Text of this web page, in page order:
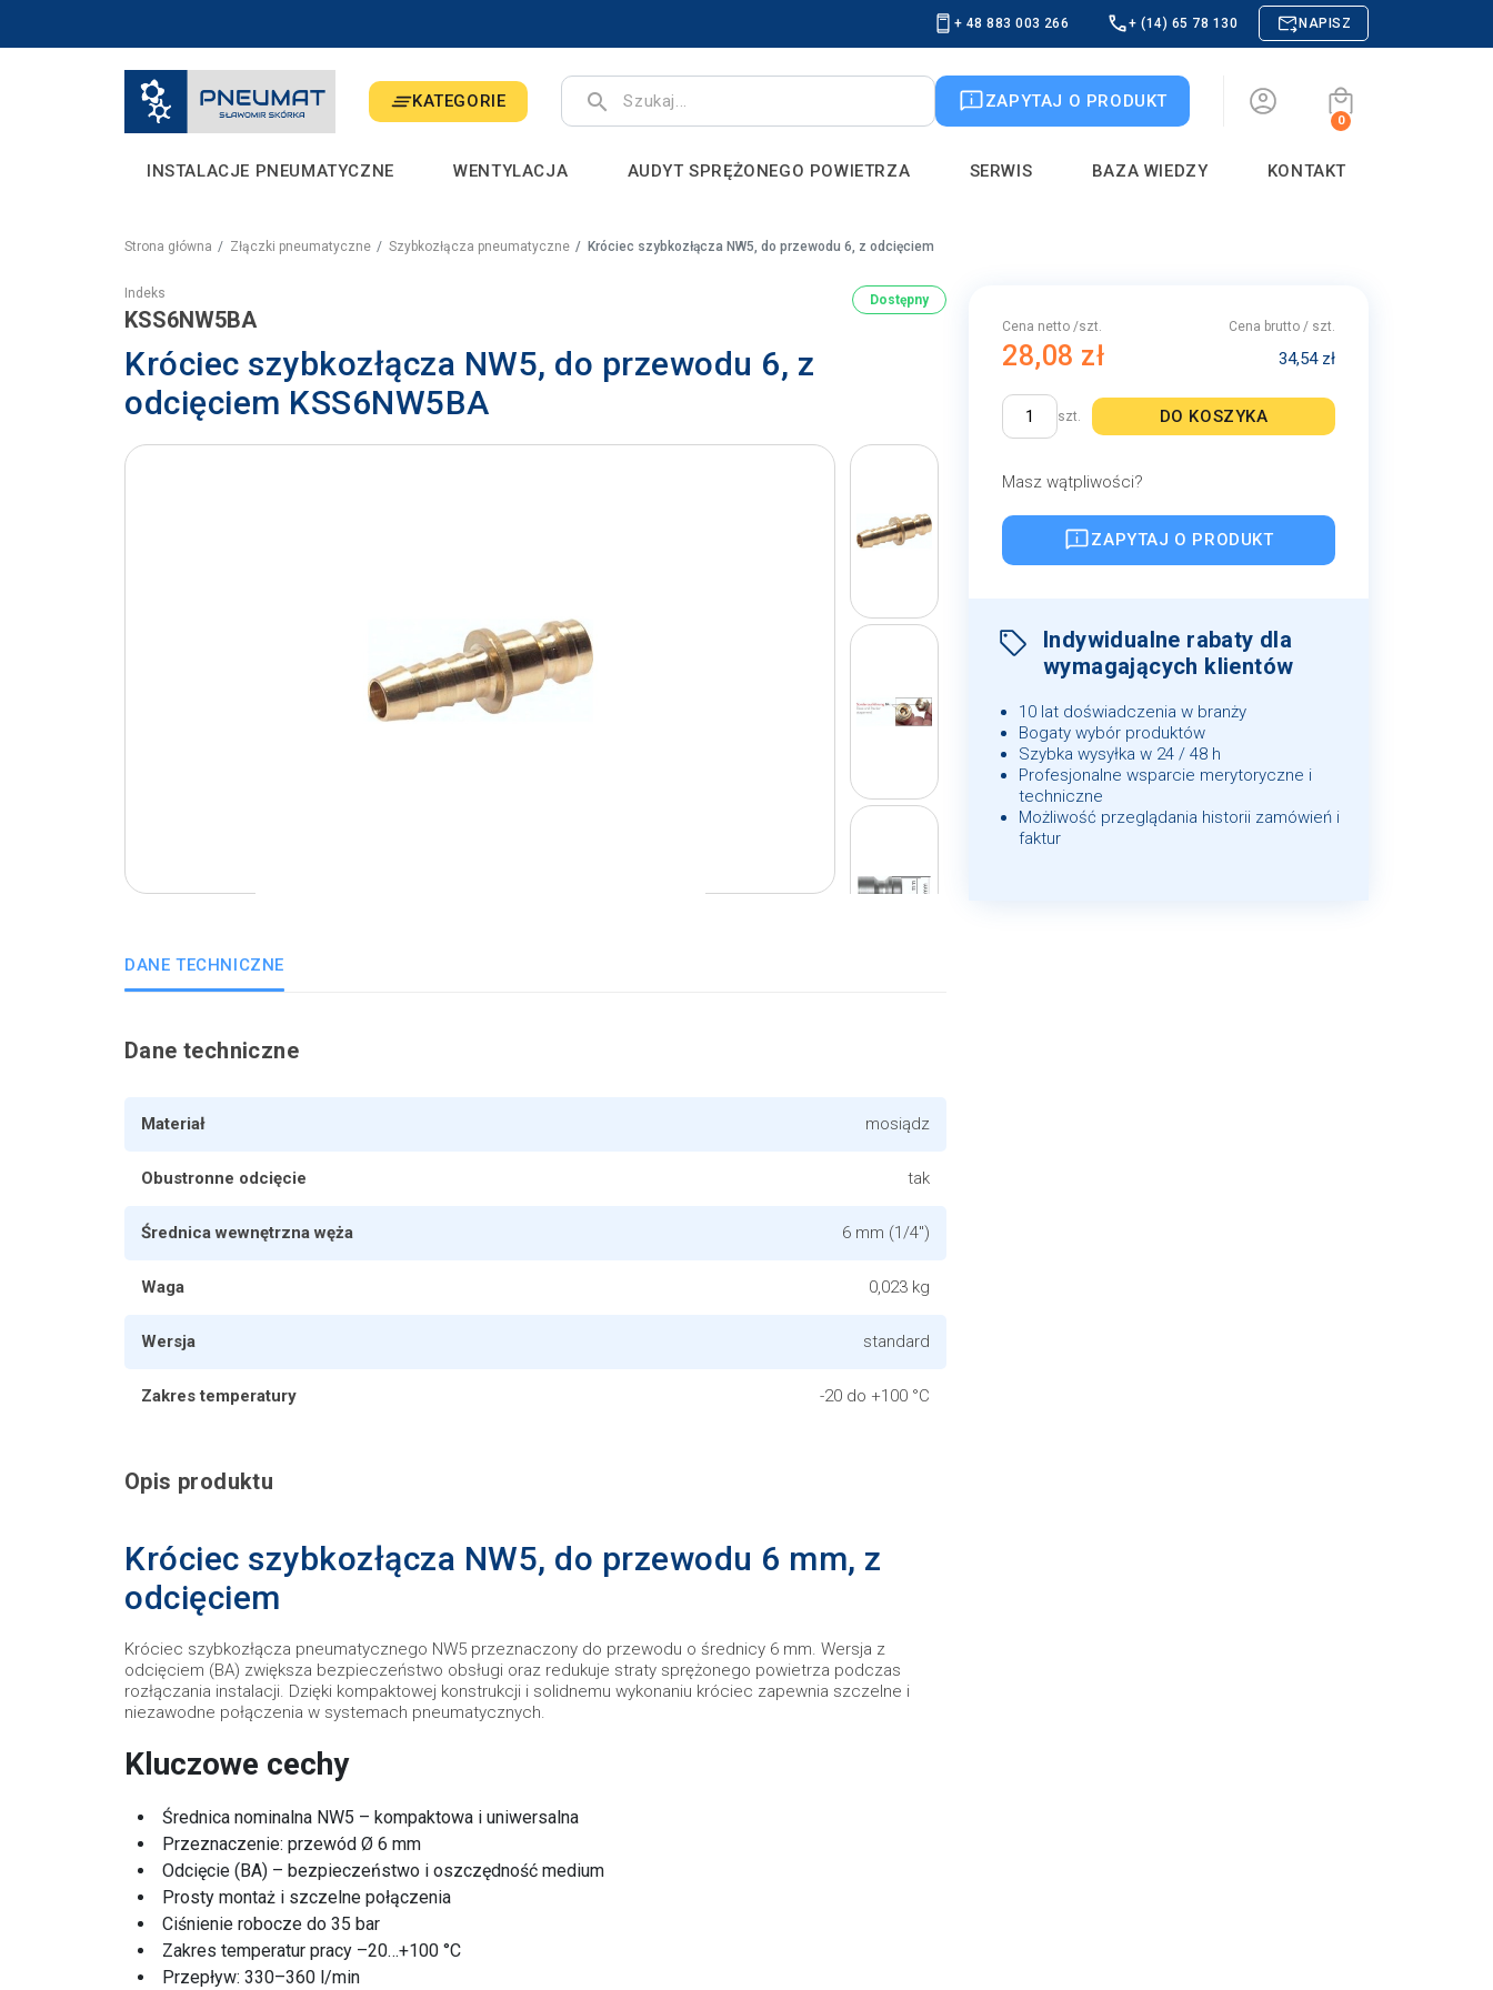
+ 48 883 003 266 + (14) 65 78 130 NAPISZ
search ZAPYTAJ O PRODUKT
0
INSTALACJE PNEUMATYCZNE WENTYLACJA AUDYT SPRĘŻONEGO POWIETRZA SERWIS BAZA WIEDZY KONTAKT
KATEGORIE
Strona główna Złączki pneumatyczne Szybkozłącza pneumatyczne Króciec szybkozłącza NW5, do przewodu 6, z odcięciem
Indeks
KSS6NW5BA
Dostępny
Króciec szybkozłącza NW5, do przewodu 6, z
odcięciem KSS6NW5BA
DANE TECHNICZNE
Dane techniczne
Materiał mosiądz
Obustronne odcięcie tak
Średnica wewnętrzna węża 6 mm (1/4")
Waga 0,023 kg
Wersja standard
Zakres temperatury -20 do +100 °C
Opis produktu
Króciec szybkozłącza NW5, do przewodu 6 mm, z
odcięciem
Króciec szybkozłącza pneumatycznego NW5 przeznaczony do przewodu o średnicy 6 mm. Wersja z
odcięciem (BA) zwiększa bezpieczeństwo obsługi oraz redukuje straty sprężonego powietrza podczas
rozłączania instalacji. Dzięki kompaktowej konstrukcji i solidnemu wykonaniu króciec zapewnia szczelne i
niezawodne połączenia w systemach pneumatycznych.
Kluczowe cechy
Średnica nominalna NW5 – kompaktowa i uniwersalna
Przeznaczenie: przewód Ø 6 mm
Odcięcie (BA) – bezpieczeństwo i oszczędność medium
Prosty montaż i szczelne połączenia
Ciśnienie robocze do 35 bar
Zakres temperatur pracy –20…+100 °C
Przepływ: 330–360 l/min
Cena netto /szt.
28,08 zł
Cena brutto / szt.
34,54 zł
szt. DO KOSZYKA
Masz wątpliwości?
ZAPYTAJ O PRODUKT
Indywidualne rabaty dla
wymagających klientów
10 lat doświadczenia w branży
Bogaty wybór produktów
Szybka wysyłka w 24 / 48 h
Profesjonalne wsparcie merytoryczne i
techniczne
Możliwość przeglądania historii zamówień i
faktur